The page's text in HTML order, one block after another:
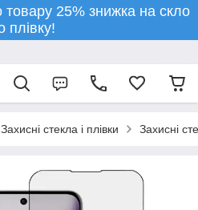
товару 25% знижка на скло
плівку!
Захисні стекла і плівки Захисні